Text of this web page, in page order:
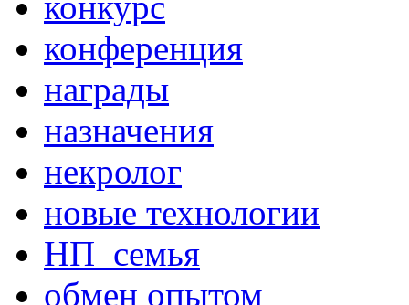
конференция
награды
назначения
некролог
новые технологии
НП_семья
обмен опытом